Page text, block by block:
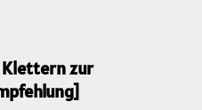
Klettern zur